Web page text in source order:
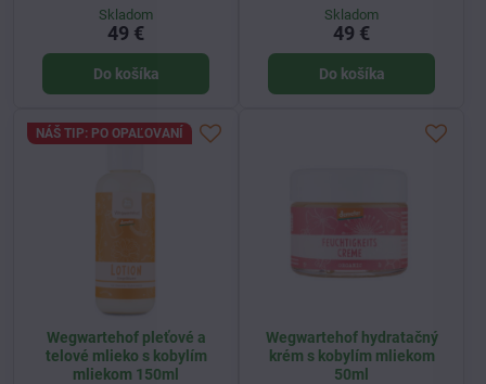
Skladom
49 €
Do košíka
Skladom
49 €
Do košíka
NÁŠ TIP: PO OPAĽOVANÍ
Wegwartehof pleťové a
telové mlieko s kobylím
mliekom 150ml
Wegwartehof hydratačný
krém s kobylím mliekom
50ml